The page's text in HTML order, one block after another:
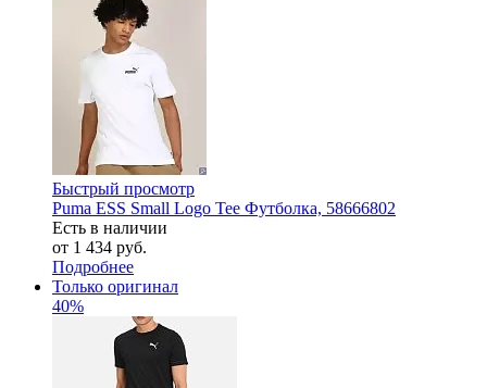
Быстрый просмотр
Puma ESS Small Logo Tee Футболка, 58666802
Есть в наличии
от 1 434 руб.
Подробнее
Только оригинал
40%